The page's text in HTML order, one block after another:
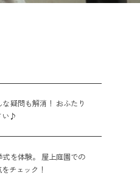
疑問も解消！ おふたり
い♪
式を体験。 屋上庭園での
チェック！